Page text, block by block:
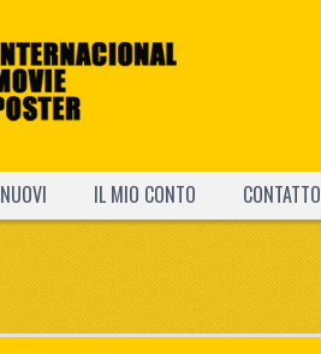
NUOVI IL MIO CONTO CONTATTO